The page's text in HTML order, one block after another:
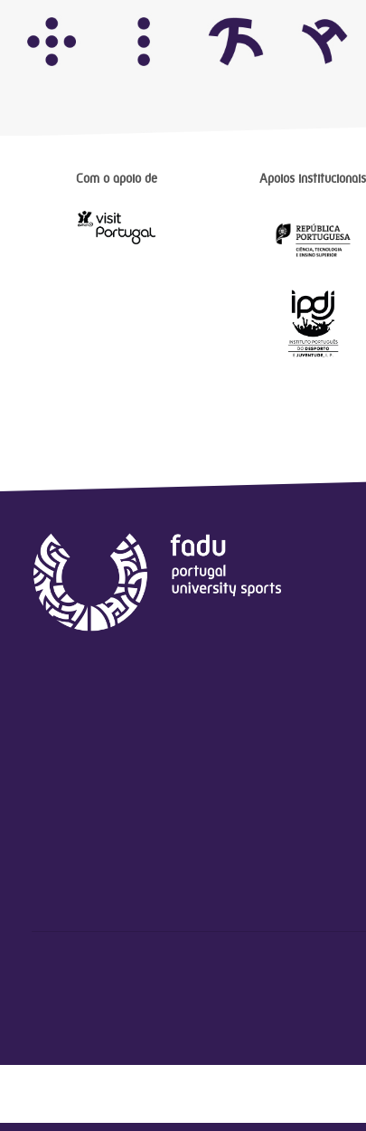
Com o apoio de Apoios institucionais